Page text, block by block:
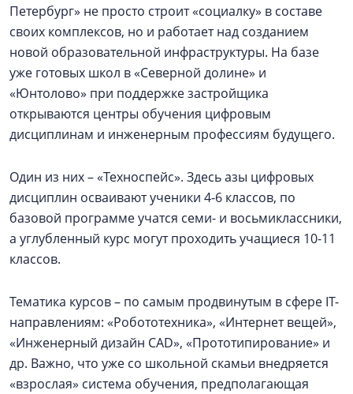
Петербург» не просто строит «социалку» в составе
своих комплексов, но и работает над созданием
новой образовательной инфраструктуры. На базе
уже готовых школ в «Северной долине» и
«Юнтолово» при поддержке застройщика
открываются центры обучения цифровым
дисциплинам и инженерным профессиям будущего.
Один из них – «Техноспейс». Здесь азы цифровых
дисциплин осваивают ученики 4-6 классов, по
базовой программе учатся семи- и восьмиклассники,
а углубленный курс могут проходить учащиеся 10-11
классов.
Тематика курсов – по самым продвинутым в сфере IT-
направлениям: «Робототехника», «Интернет вещей»,
«Инженерный дизайн CAD», «Прототипирование» и
др. Важно, что уже со школьной скамьи внедряется
«взрослая» система обучения, предполагающая